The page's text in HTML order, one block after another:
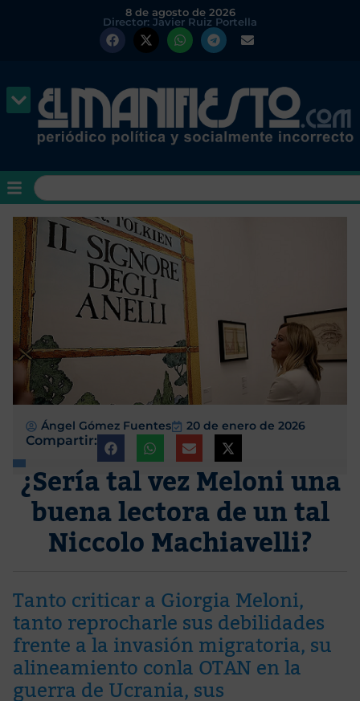
8 de agosto de 2026
Director: Javier Ruiz Portella
Ángel Gómez Fuentes 20 de enero de 2026
Compartir:
¿Sería tal vez Meloni una
buena lectora de un tal
Niccolo Machiavelli?
Tanto criticar a Giorgia Meloni,
tanto reprocharle sus debilidades
frente a la invasión migratoria, su
alineamiento conla OTAN en la
guerra de Ucrania, sus